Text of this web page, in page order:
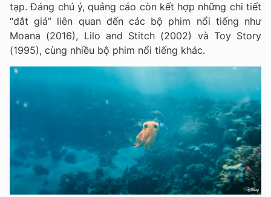
tạp. Đáng chú ý, quảng cáo còn kết hợp những chi tiết
“đắt giá” liên quan đến các bộ phim nổi tiếng như
Moana (2016), Lilo and Stitch (2002) và Toy Story
(1995), cùng nhiều bộ phim nổi tiếng khác.